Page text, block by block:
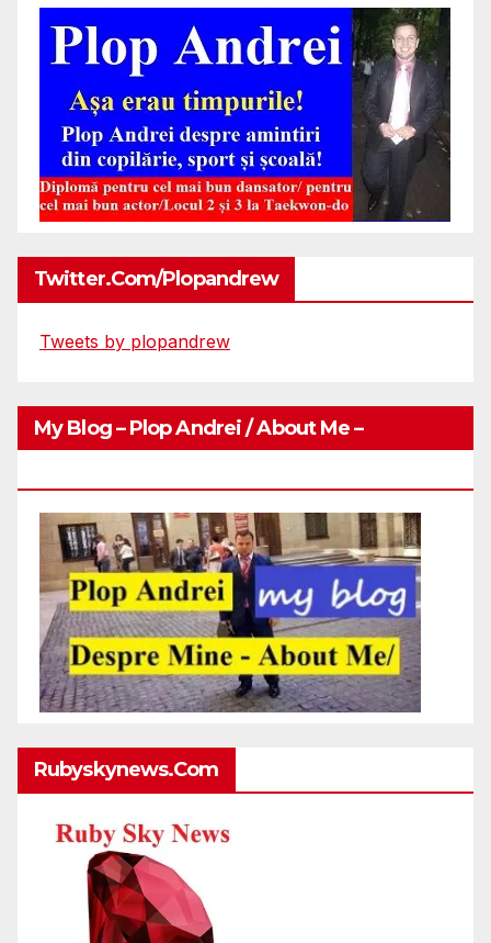
Twitter.com/plopandrew
Tweets by plopandrew
My Blog – Plop Andrei / About Me –
Rubyskynews.com